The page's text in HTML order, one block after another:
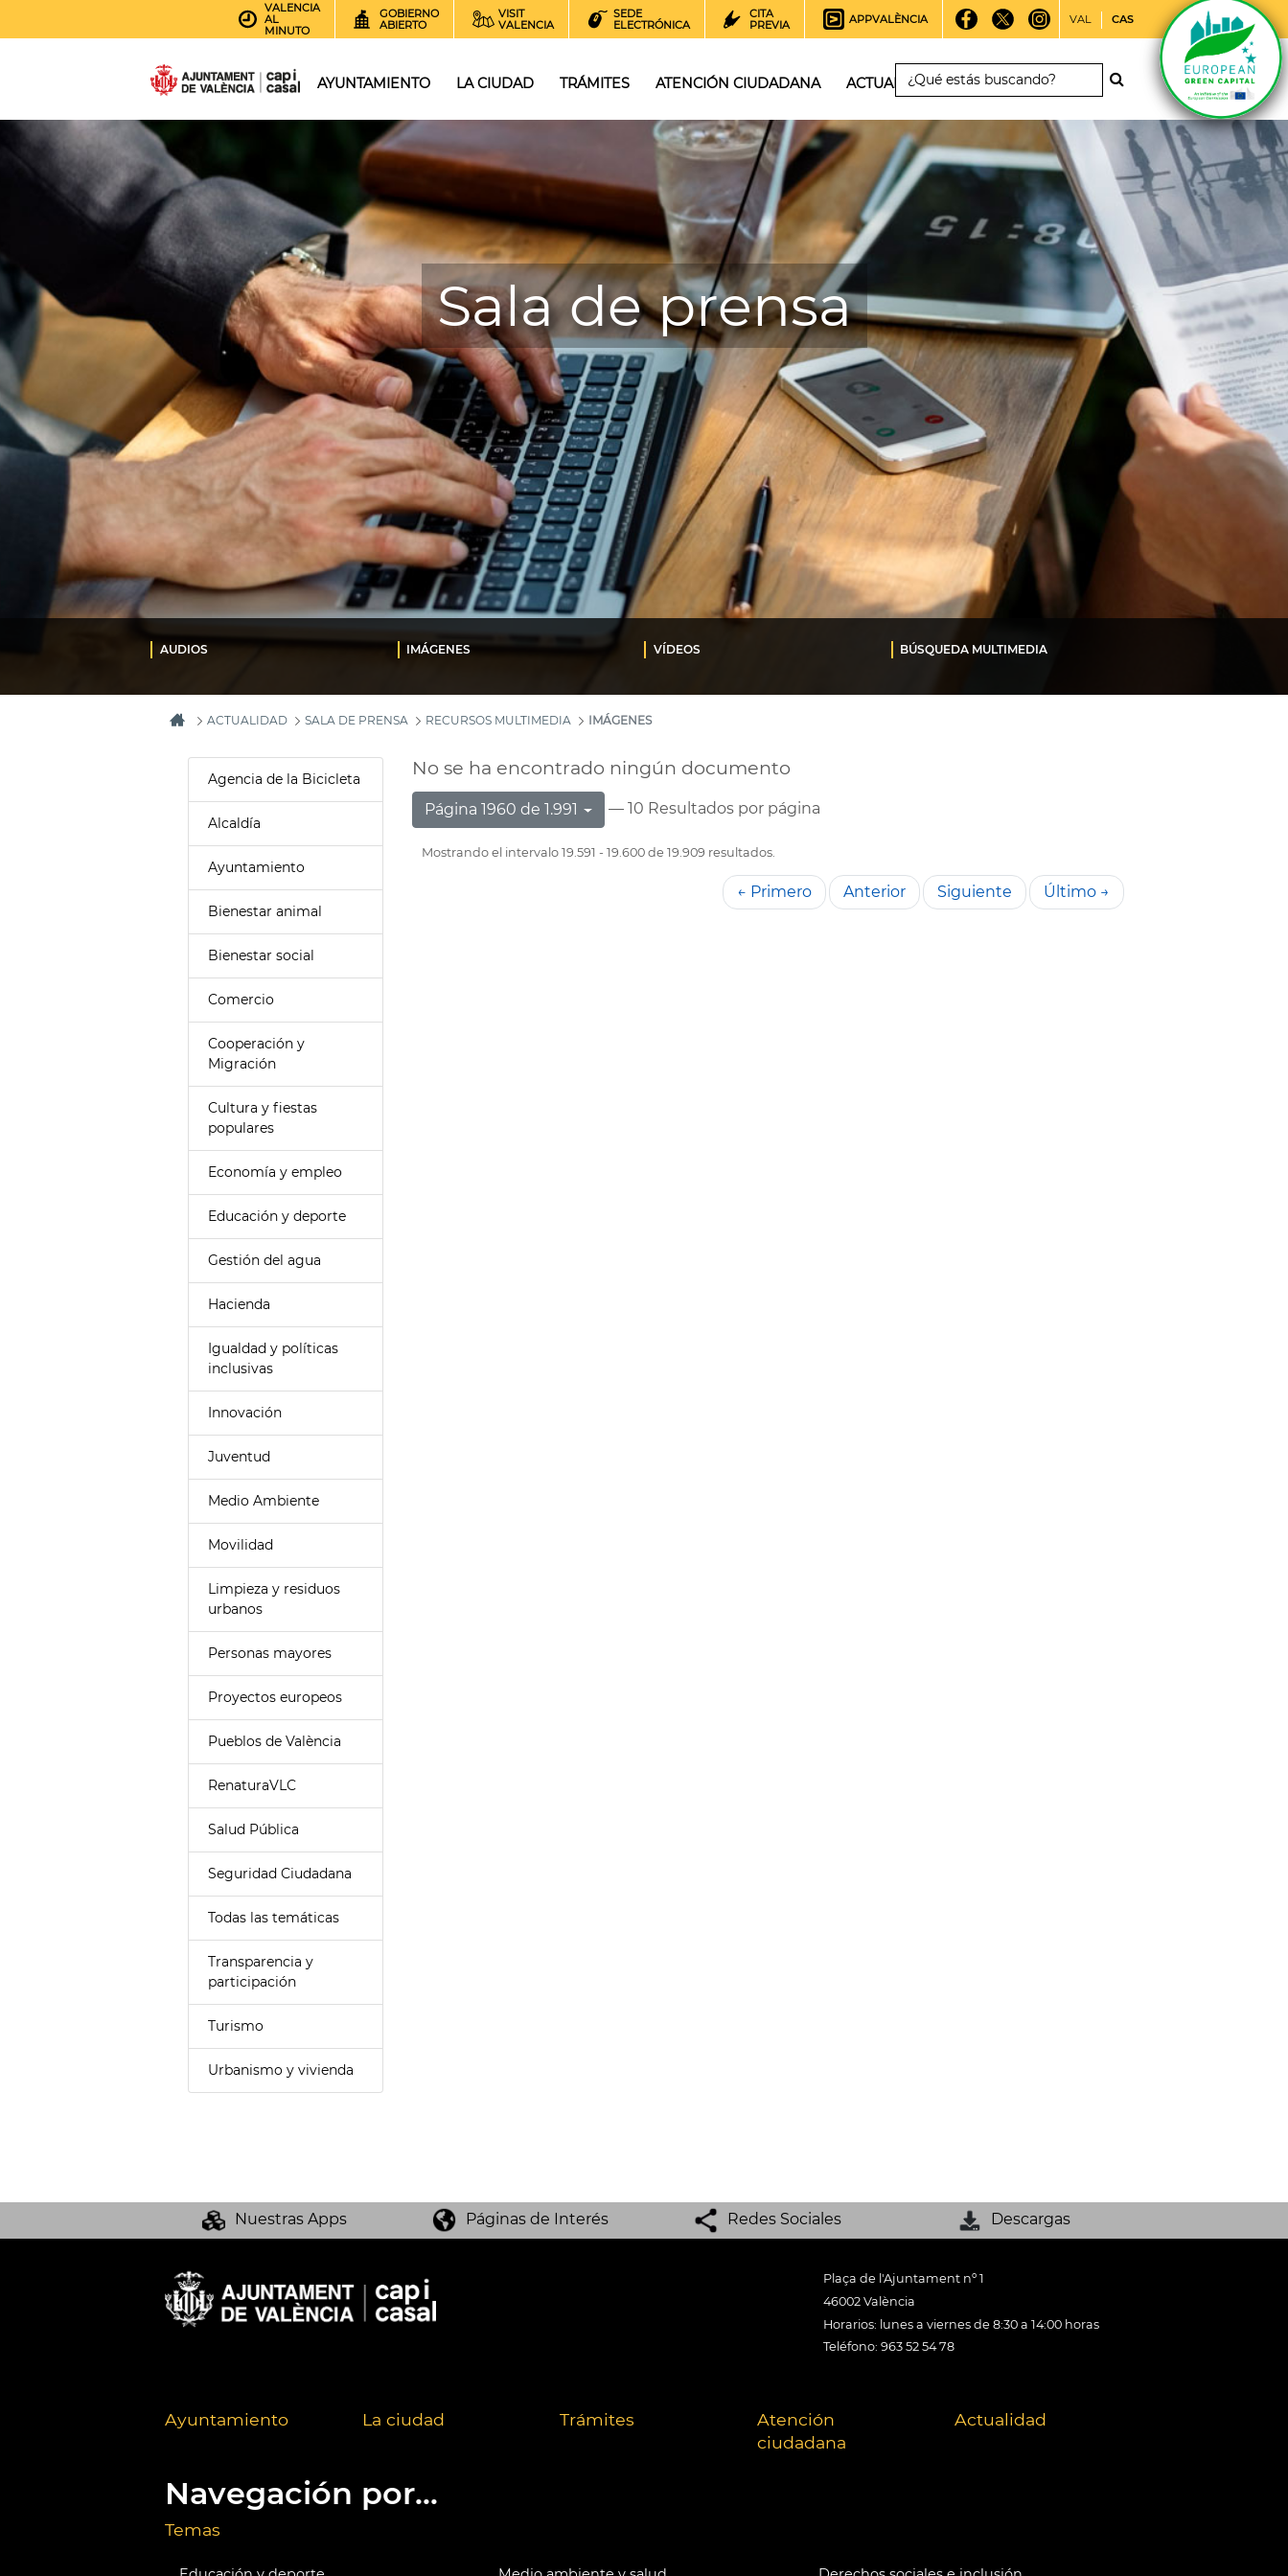
VALENCIA
AL
MINUTO
GOBIERNO
ABIERTO
VISIT
VALENCIA
SEDE
ELECTRÓNICA
CITA
PREVIA
APPVALÈNCIA VAL CAS
AYUNTAMIENTO LA CIUDAD TRÁMITES ATENCIÓN CIUDADANA ACTUALIDAD
Sala de prensa
AUDIOS IMÁGENES VÍDEOS BÚSQUEDA MULTIMEDIA
ACTUALIDAD SALA DE PRENSA RECURSOS MULTIMEDIA IMÁGENES
Agencia de la Bicicleta
Alcaldía
Ayuntamiento
Bienestar animal
Bienestar social
Comercio
Cooperación y
Migración
Cultura y fiestas
populares
Economía y empleo
Educación y deporte
Gestión del agua
Hacienda
Igualdad y políticas
inclusivas
Innovación
Juventud
Medio Ambiente
Movilidad
Limpieza y residuos
urbanos
Personas mayores
Proyectos europeos
Pueblos de València
RenaturaVLC
Salud Pública
Seguridad Ciudadana
Todas las temáticas
Transparencia y
participación
Turismo
Urbanismo y vivienda
No se ha encontrado ningún documento
Página 1960 de 1.991 — 10 Resultados por página
Mostrando el intervalo 19.591 - 19.600 de 19.909 resultados.
← Primero Anterior Siguiente Último →
Nuestras Apps Páginas de Interés Redes Sociales Descargas
Plaça de l'Ajuntament nº 1
46002 València
Horarios: lunes a viernes de 8:30 a 14:00 horas
Teléfono: 963 52 54 78
Ayuntamiento La ciudad Trámites
Atención
ciudadana
Actualidad
Navegación por...
Temas